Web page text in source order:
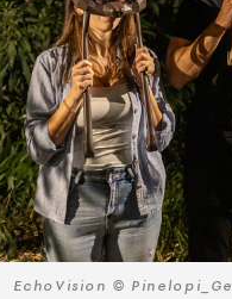
EchoVision ©